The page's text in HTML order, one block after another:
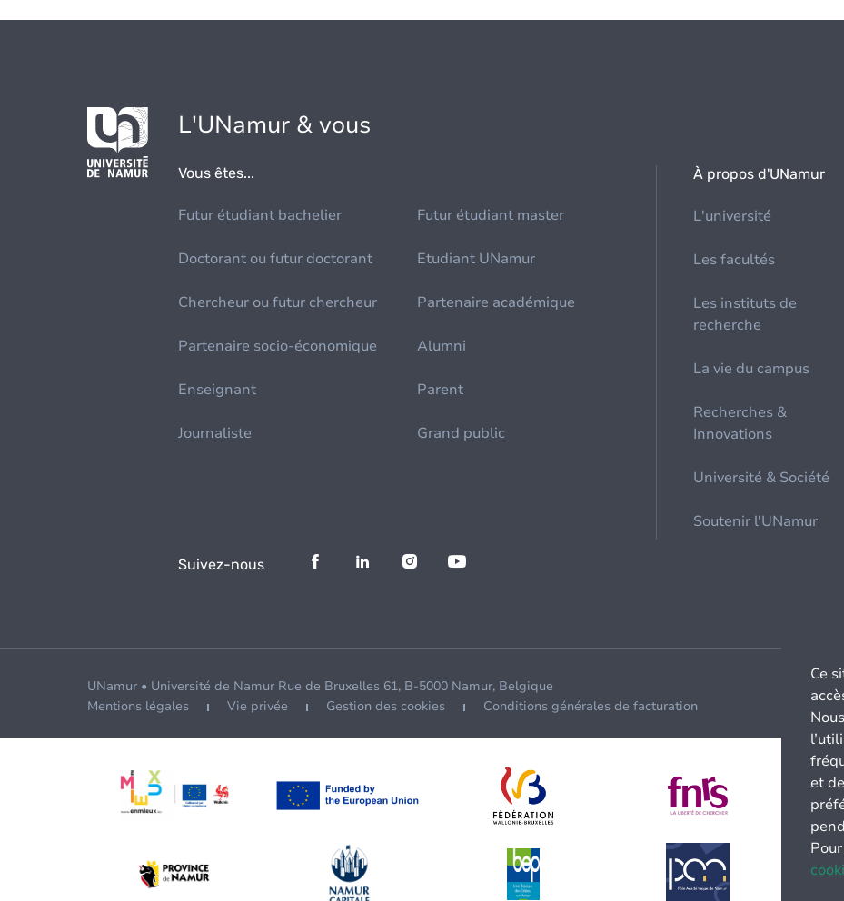
L'UNamur & vous
Vous êtes...
Futur étudiant bachelier Futur étudiant master
Doctorant ou futur doctorant Etudiant UNamur
Chercheur ou futur chercheur Partenaire académique
Partenaire socio-économique Alumni
Enseignant Parent
Journaliste Grand public
À propos d'UNamur
L'université
Les facultés
Les instituts de
recherche
La vie du campus
Recherches &
Innovations
Université & Société
Soutenir l'UNamur
Suivez-nous
UNamur • Université de Namur Rue de Bruxelles 61, B-5000 Namur, Belgique
Mentions légales
Vie privée Gestion des cookies Conditions générales de facturation
Ce
et